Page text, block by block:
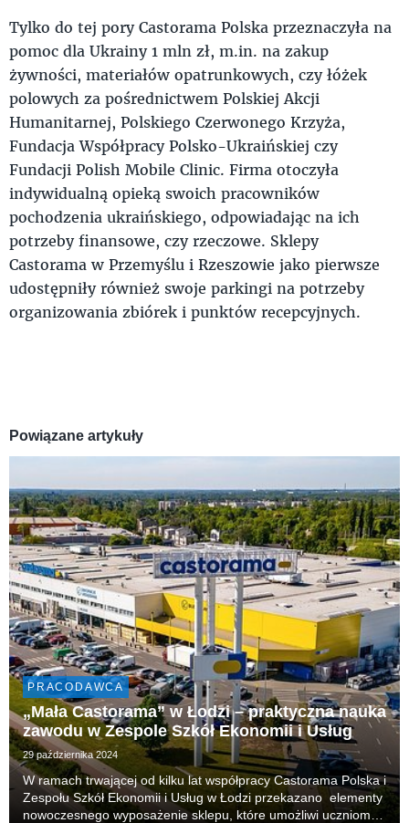
Tylko do tej pory Castorama Polska przeznaczyła na
pomoc dla Ukrainy 1 mln zł, m.in. na zakup
żywności, materiałów opatrunkowych, czy łóżek
polowych za pośrednictwem Polskiej Akcji
Humanitarnej, Polskiego Czerwonego Krzyża,
Fundacja Współpracy Polsko-Ukraińskiej czy
Fundacji Polish Mobile Clinic. Firma otoczyła
indywidualną opieką swoich pracowników
pochodzenia ukraińskiego, odpowiadając na ich
potrzeby finansowe, czy rzeczowe. Sklepy
Castorama w Przemyślu i Rzeszowie jako pierwsze
udostępniły również swoje parkingi na potrzeby
organizowania zbiórek i punktów recepcyjnych.
Powiązane artykuły
PRACODAWCA
„Mała Castorama” w Łodzi – praktyczna nauka
zawodu w Zespole Szkół Ekonomii i Usług
29 października 2024
W ramach trwającej od kilku lat współpracy Castorama Polska i
Zespołu Szkół Ekonomii i Usług w Łodzi przekazano elementy
nowoczesnego wyposażenie sklepu, które umożliwi uczniom